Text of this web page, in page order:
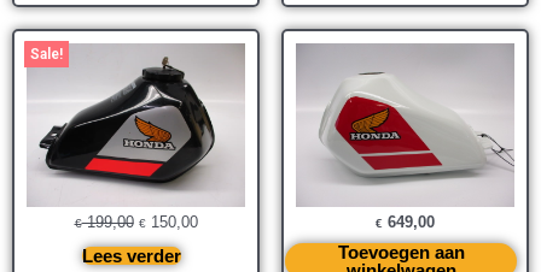
Sale!
€199,00
Oorspronkelijke
prijs
was:
€ 199,00.
€150,00
Huidige
€ 150,00.
Lees verder
€ 649,00
Toevoegen aan